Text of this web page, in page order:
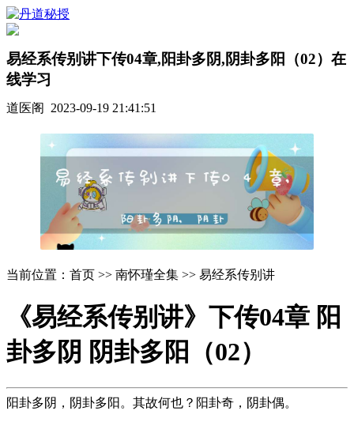
易经系传别讲下传04章,阳卦多阴,阴卦多阳（02）在
线学习
道医阁 2023-09-19 21:41:51
当前位置：首页 >> 南怀瑾全集 >> 易经系传别讲
《易经系传别讲》下传04章 阳
卦多阴 阴卦多阳（02）
阳卦多阴，阴卦多阳。其故何也？阳卦奇，阴卦偶。